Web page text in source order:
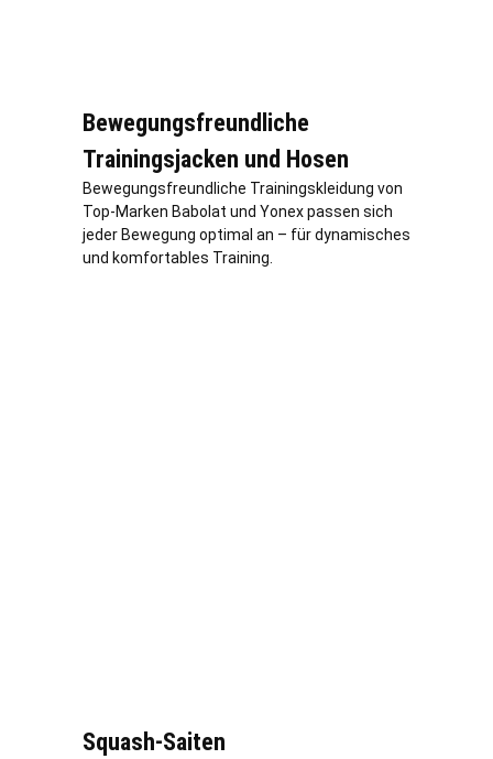
Bewegungsfreundliche
Trainingsjacken und Hosen
Bewegungsfreundliche Trainingskleidung von
Top-Marken Babolat und Yonex passen sich
jeder Bewegung optimal an – für dynamisches
und komfortables Training.
Squash-Saiten